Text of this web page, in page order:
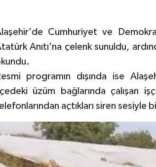
Cumhuriyet ve
Anıtı'na çelenk sunuldu,
programın dışında ise
İlçedeki üzüm bağlarında çalışan
açtıkları siren sesiyle